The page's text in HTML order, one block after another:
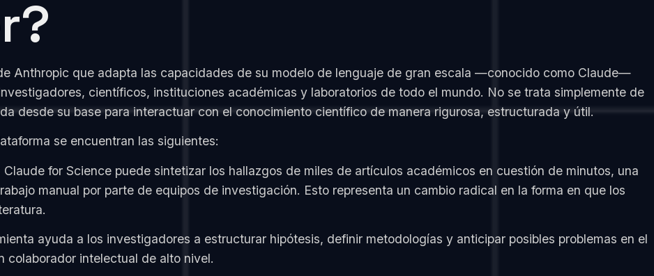
Anthropic que adapta las capacidades de su modelo de lenguaje de gran escala —conocido como Claude—
científicos, instituciones académicas y laboratorios de todo el mundo. No se trata simplemente de
desde su base para interactuar con el conocimiento científico de manera rigurosa, estructurada y útil.
se encuentran las siguientes:
Claude for Science puede sintetizar los hallazgos de miles de artículos académicos en cuestión de minutos, una
manual por parte de equipos de investigación. Esto representa un cambio radical en la forma en que los
ayuda a los investigadores a estructurar hipótesis, definir metodologías y anticipar posibles problemas en el
colaborador intelectual de alto nivel.